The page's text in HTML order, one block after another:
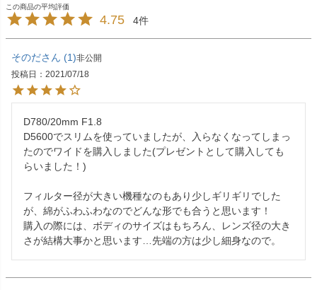
4.75 4
そのだ 1 非公開
投稿日
2021/07/18
D780/20mm F1.8
D5600でスリムを使っていましたが、入らなくなってしまっ
たのでワイドを購入しました(プレゼントとして購入しても
らいました！)
フィルター径が大きい機種なのもあり少しギリギリでした
が、綿がふわふわなのでどんな形でも合うと思います！
購入の際には、ボディのサイズはもちろん、レンズ径の大き
さが結構大事かと思います…先端の方は少し細身なので。